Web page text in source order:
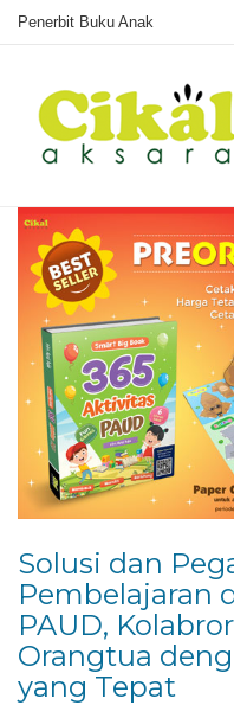
Penerbit Buku Anak
Solusi dan
Pembelajaran
PAUD,
Orangtua
yang Tepat